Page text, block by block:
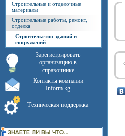
Строительные и отделочные
материалы
Строительные работы, ремонт,
отделка
Строительство зданий и
сооружений
Зарегистрировать
организацию в
справочнике
Контакты компании
Inform.kg
Техническая поддержка